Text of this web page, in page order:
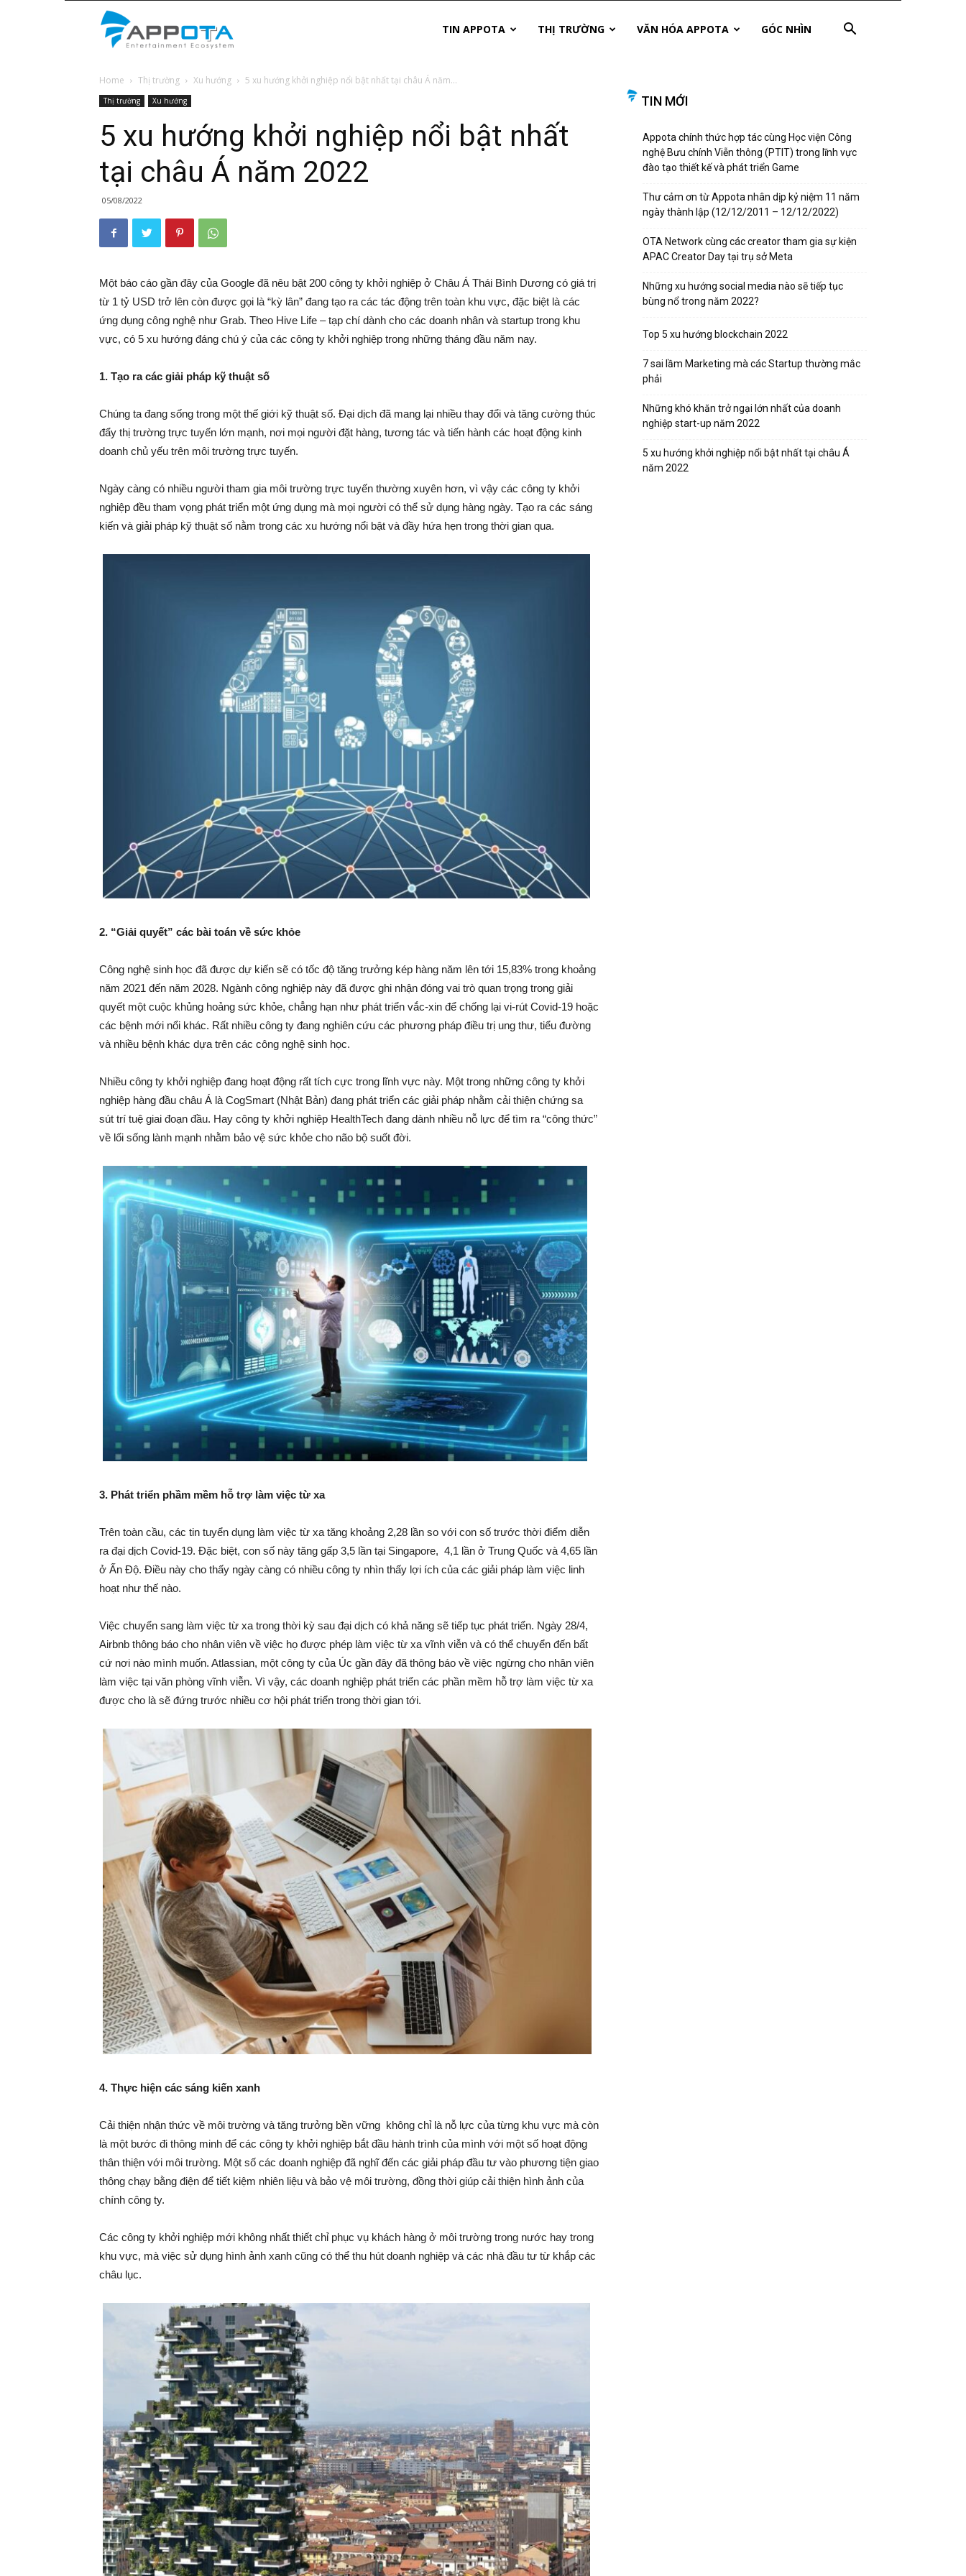
News
TIN APPOTA THỊ TRƯỜNG VĂN HÓA APPOTA GÓC NHÌN
Home Thị trường Xu hướng 5 xu hướng khởi nghiệp nổi bật nhất tại châu Á năm...
Thị trường Xu hướng
5 xu hướng khởi nghiệp nổi bật nhất
tại châu Á năm 2022
05/08/2022
Một báo cáo gần đây của Google đã nêu bật 200 công ty khởi nghiệp ở Châu Á Thái Bình Dương có giá trị
từ 1 tỷ USD trở lên còn được gọi là “kỳ lân” đang tạo ra các tác động trên toàn khu vực, đặc biệt là các
ứng dụng công nghệ như Grab. Theo Hive Life – tạp chí dành cho các doanh nhân và startup trong khu
vực, có 5 xu hướng đáng chú ý của các công ty khởi nghiệp trong những tháng đầu năm nay.
1. Tạo ra các giải pháp kỹ thuật số
Chúng ta đang sống trong một thế giới kỹ thuật số. Đại dịch đã mang lại nhiều thay đổi và tăng cường thúc
đẩy thị trường trực tuyến lớn mạnh, nơi mọi người đặt hàng, tương tác và tiến hành các hoạt động kinh
doanh chủ yếu trên môi trường trực tuyến.
Ngày càng có nhiều người tham gia môi trường trực tuyến thường xuyên hơn, vì vậy các công ty khởi
nghiệp đều tham vọng phát triển một ứng dụng mà mọi người có thể sử dụng hàng ngày. Tạo ra các sáng
kiến và giải pháp kỹ thuật số nằm trong các xu hướng nổi bật và đầy hứa hẹn trong thời gian qua.
2. “Giải quyết” các bài toán về sức khỏe
Công nghệ sinh học đã được dự kiến ​​sẽ có tốc độ tăng trưởng kép hàng năm lên tới 15,83% trong khoảng
năm 2021 đến năm 2028. Ngành công nghiệp này đã được ghi nhận đóng vai trò quan trọng trong giải
quyết một cuộc khủng hoảng sức khỏe, chẳng hạn như phát triển vắc-xin để chống lại vi-rút Covid-19 hoặc
các bệnh mới nổi khác. Rất nhiều công ty đang nghiên cứu các phương pháp điều trị ung thư, tiểu đường
và nhiều bệnh khác dựa trên các công nghệ sinh học.
Nhiều công ty khởi nghiệp đang hoạt động rất tích cực trong lĩnh vực này. Một trong những công ty khởi
nghiệp hàng đầu châu Á là CogSmart (Nhật Bản) đang phát triển các giải pháp nhằm cải thiện chứng sa
sút trí tuệ giai đoạn đầu. Hay công ty khởi nghiệp HealthTech đang dành nhiều nỗ lực để tìm ra “công thức”
về lối sống lành mạnh nhằm bảo vệ sức khỏe cho não bộ suốt đời.
3. Phát triển phầm mềm hỗ trợ làm việc từ xa
Trên toàn cầu, các tin tuyển dụng làm việc từ xa tăng khoảng 2,28 lần so với con số trước thời điểm diễn
ra đại dịch Covid-19. Đặc biệt, con số này tăng gấp 3,5 lần tại Singapore, 4,1 lần ở Trung Quốc và 4,65 lần
ở Ấn Độ. Điều này cho thấy ngày càng có nhiều công ty nhìn thấy lợi ích của các giải pháp làm việc linh
hoạt như thế nào.
Việc chuyển sang làm việc từ xa trong thời kỳ sau đại dịch có khả năng sẽ tiếp tục phát triển. Ngày 28/4,
Airbnb thông báo cho nhân viên về việc họ được phép làm việc từ xa vĩnh viễn và có thể chuyển đến bất
cứ nơi nào mình muốn. Atlassian, một công ty của Úc gần đây đã thông báo về việc ngừng cho nhân viên
làm việc tại văn phòng vĩnh viễn. Vì vậy, các doanh nghiệp phát triển các phần mềm hỗ trợ làm việc từ xa
được cho là sẽ đứng trước nhiều cơ hội phát triển trong thời gian tới.
4. Thực hiện các sáng kiến xanh
Cải thiện nhận thức về môi trường và tăng trưởng bền vững không chỉ là nỗ lực của từng khu vực mà còn
là một bước đi thông minh để các công ty khởi nghiệp bắt đầu hành trình của mình với một số hoạt động
thân thiện với môi trường. Một số các doanh nghiệp đã nghĩ đến các giải pháp đầu tư vào phương tiện giao
thông chạy bằng điện để tiết kiệm nhiên liệu và bảo vệ môi trường, đồng thời giúp cải thiện hình ảnh của
chính công ty.
Các công ty khởi nghiệp mới không nhất thiết chỉ phục vụ khách hàng ở môi trường trong nước hay trong
khu vực, mà việc sử dụng hình ảnh xanh cũng có thể thu hút doanh nghiệp và các nhà đầu tư từ khắp các
châu lục.
TIN MỚI
Appota chính thức hợp tác cùng Học viện Công
nghệ Bưu chính Viễn thông (PTIT) trong lĩnh vực
đào tạo thiết kế và phát triển Game
Thư cảm ơn từ Appota nhân dịp kỷ niệm 11 năm
ngày thành lập (12/12/2011 – 12/12/2022)
OTA Network cùng các creator tham gia sự kiện
APAC Creator Day tại trụ sở Meta
Những xu hướng social media nào sẽ tiếp tục
bùng nổ trong năm 2022?
Top 5 xu hướng blockchain 2022
7 sai lầm Marketing mà các Startup thường mắc
phải
Những khó khăn trở ngại lớn nhất của doanh
nghiệp start-up năm 2022
5 xu hướng khởi nghiệp nổi bật nhất tại châu Á
năm 2022